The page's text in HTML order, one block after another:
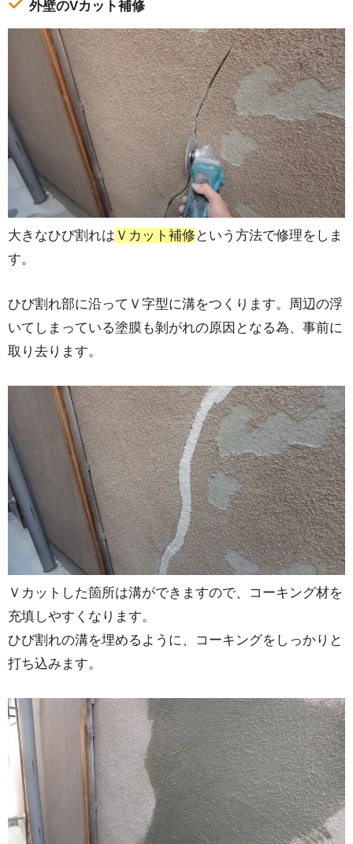
外壁のVカット補修
大きなひび割れは Ｖカット補修 という方法で修理をしま
す。
ひび割れ部に沿ってＶ字型に溝をつくります。周辺の浮
いてしまっている塗膜も剝がれの原因となる為、事前に
取り去ります。
Ｖカットした箇所は溝ができますので、コーキング材を
充填しやすくなります。
ひび割れの溝を埋めるように、コーキングをしっかりと
打ち込みます。